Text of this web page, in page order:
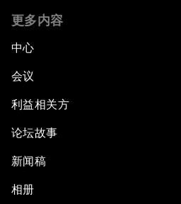
更多内容
中心
会议
利益相关方
论坛故事
新闻稿
相册